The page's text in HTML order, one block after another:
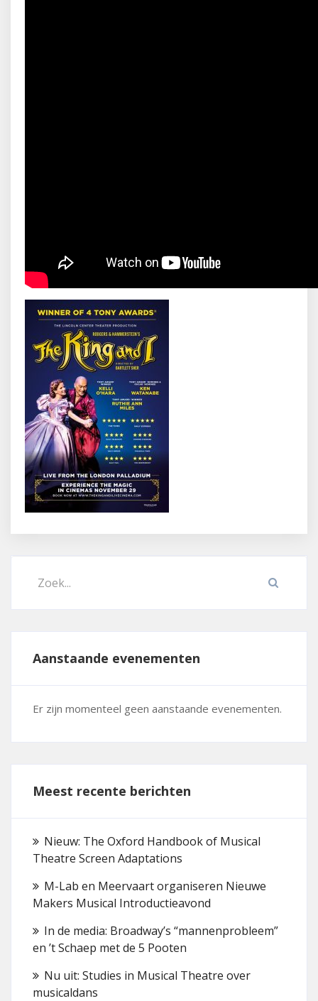
Aanstaande evenementen
Er zijn momenteel geen aanstaande evenementen.
Meest recente berichten
Nieuw: The Oxford Handbook of Musical
Theatre Screen Adaptations
M-Lab en Meervaart organiseren Nieuwe
Makers Musical Introductieavond
In de media: Broadway’s “mannenprobleem”
en ’t Schaep met de 5 Pooten
Nu uit: Studies in Musical Theatre over
musicaldans